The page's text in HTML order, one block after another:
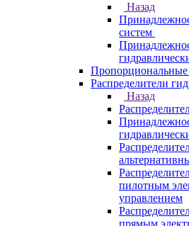
Назад
систем
Пропорциональные
Распределители
Назад
пилотным
управлением